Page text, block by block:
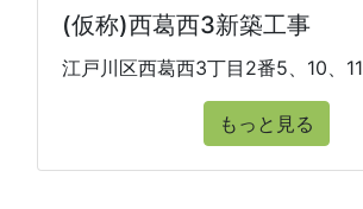
(仮称)西葛西3新築工事
江戸川区西葛西3丁目2番5、10、11
もっと見る